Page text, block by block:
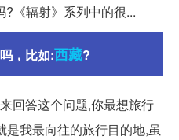
《辐射》系列中的很...
，比如:西藏?
回答这个问题,你最想旅行
是我最向往的旅行目的地,虽